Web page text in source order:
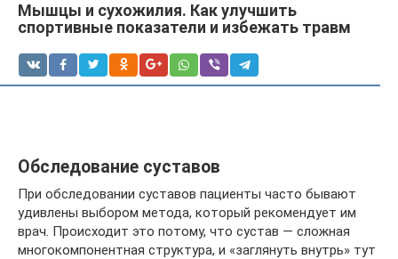
Мышцы и сухожилия. Как улучшить
спортивные показатели и избежать травм
Обследование суставов
При обследовании суставов пациенты часто бывают
удивлены выбором метода, который рекомендует им
врач. Происходит это потому, что сустав — сложная
многокомпонентная структура, и «заглянуть внутрь» тут